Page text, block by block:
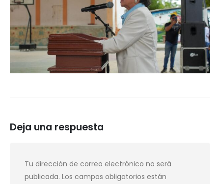
Deja una respuesta
Tu dirección de correo electrónico no será
publicada. Los campos obligatorios están